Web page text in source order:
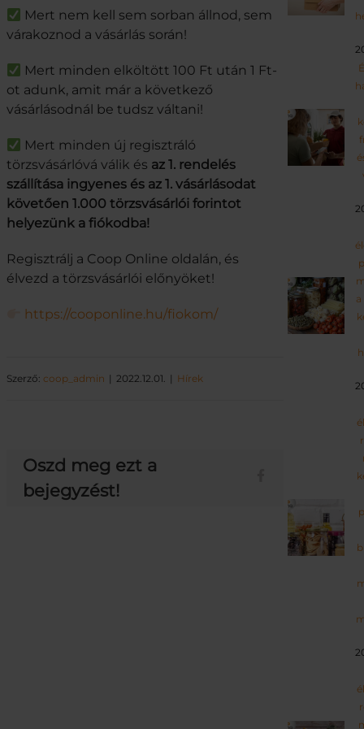
Mert nem kell sem sorban állnod, sem
várakoznod a vásárlás során!
Mert minden elköltött 100 Ft után 1 Ft-
ot adunk, amit már a következő
vásárlásodnál be tudsz váltani!
Mert minden új regisztráló
törzsvásárlóvá válik és az 1. rendelés
szállítása ingyenes és az 1. vásárlásodat
követően 1.000 törzsvásárlói forintot
helyezünk a fiókodba!
Regisztrálj a Coop Online oldalán, és
élvezd a törzsvásárlói előnyöket!
https://cooponline.hu/fiokom/
Szerző: coop_admin 2022.12.01. Hírek
Oszd meg ezt a
bejegyzést!